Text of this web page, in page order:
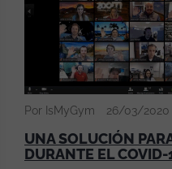
Por IsMyGym 26/03/2020
UNA SOLUCIÓN
DURANTE EL COVID-